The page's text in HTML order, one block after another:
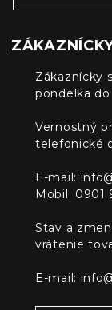
Zákaznícky
pondelka
Vernostný
telefonické
E-mail:
Mobil: 0901
Stav a
vrátenie
E-mail: